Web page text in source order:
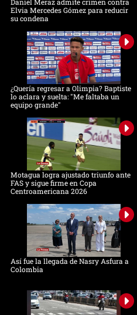
Daniel Meraz admite crimen contra
Elvia Mercedes Gómez para reducir
su condena
¿Quería regresar a Olimpia? Baptiste
lo aclara y suelta: "Me faltaba un
equipo grande"
Motagua logra ajustado triunfo ante
FAS y sigue firme en Copa
Centroamericana 2026
Así fue la llegada de Nasry Asfura a
Colombia